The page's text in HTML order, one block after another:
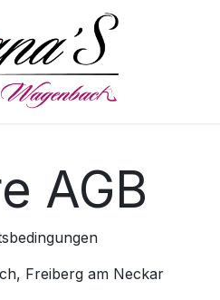
AGB
Freiberg am Neckar